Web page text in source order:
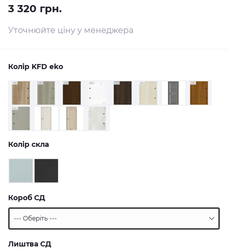
3 320 грн.
Уточнюйте ціну у менеджера
Колір KFD eko
Колір скла
Короб СД
Лиштва СД